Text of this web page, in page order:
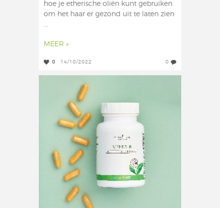
hoe je etherische oliën kunt gebruiken
om het haar er gezond uit te laten zien
...
MEER »
0 14/10/2022 0